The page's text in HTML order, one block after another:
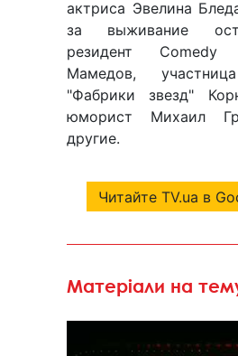
актриса Эвелина
за выживание
резидент
Мамедов,
"Фабрики звезд"
юморист Михаил
другие.
Читайте TV.ua в
Матеріали на